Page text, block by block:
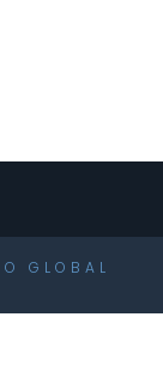
GLOBAL